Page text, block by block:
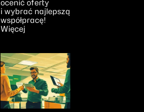
ocenić oferty
i wybrać najlepszą
współpracę!
Więcej